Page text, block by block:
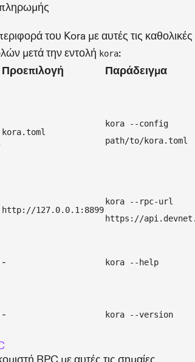
του Kora με αυτές τις καθολικές
μετά την εντολή kora:
Προεπιλογή Παράδειγμα
kora.toml
kora --config
path/to/kora.toml
http://127.0.0.1:8899
kora --rpc-url
https://
- kora --help
- kora --version